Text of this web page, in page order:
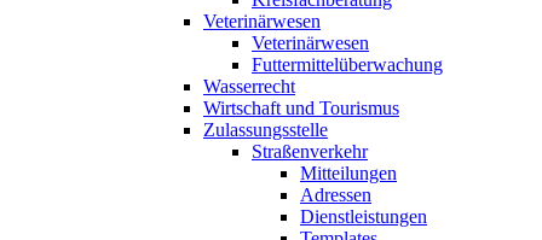
Veterinärwesen
Veterinärwesen
Futtermittelüberwachung
Wasserrecht
Wirtschaft und Tourismus
Zulassungsstelle
Straßenverkehr
Mitteilungen
Adressen
Dienstleistungen